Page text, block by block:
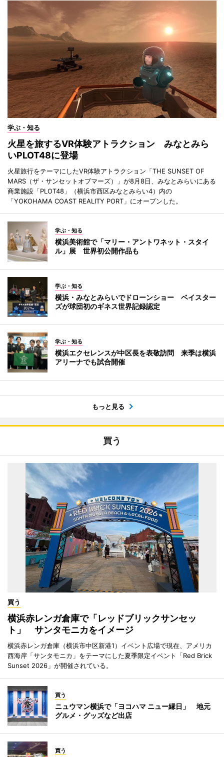
学ぶ・知る
火星を旅するVR体験アトラクション みなとみら
いPLOT48に登場
火星旅行をテーマにしたVR体験アトラクション「THE SUNSET OF
MARS（ザ・サンセットオブマーズ）」が8月8日、みなとみらいにある
商業施設「PLOT48」（横浜市西区みなとみらい4）内の
「YOKOHAMA COAST REALITY PORT」にオープンした。
学ぶ・知る
横浜美術館で「マリー・アントワネット・スタイ
ル」展 世界初公開作品も
学ぶ・知る
横浜・みなとみらいでドローンショー ベイスター
ズが球団初のギネス世界記録認定
学ぶ・知る
横浜エクセレンスが中区長を表敬訪問 来季は横浜
アリーナでも試合開催
もっと見る
買う
買う
横浜赤レンガ倉庫で「レッドブリックサンセッ
ト」 サンタモニカをイメージ
横浜赤レンガ倉庫（横浜市中区新港1）イベント広場で現在、アメリカ
西海岸「サンタモニカ」をテーマにした夏季限定イベント「Red Brick
Sunset 2026」が開催されている。
買う
ニュウマン横浜で「ヨコハマ ニュー縁日」 地元
グルメ・グッズなど出店
買う